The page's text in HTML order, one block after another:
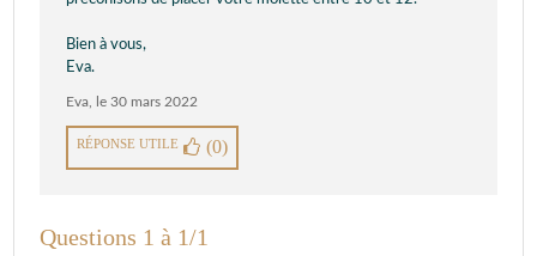
Bien à vous,
Eva.
Eva le 30 mars 2022
RÉPONSE UTILE (0)
Questions 1 à 1/1